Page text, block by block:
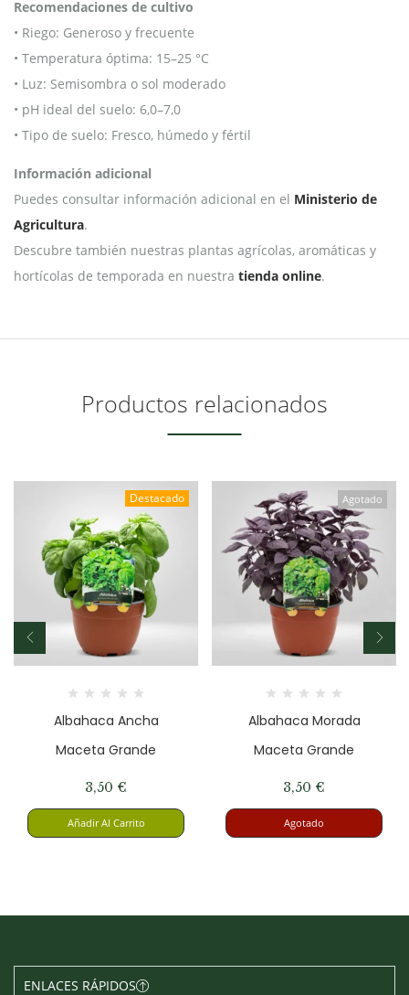
Recomendaciones de cultivo
• Riego: Generoso y frecuente
• Temperatura óptima: 15–25 °C
• Luz: Semisombra o sol moderado
• pH ideal del suelo: 6,0–7,0
• Tipo de suelo: Fresco, húmedo y fértil
Información adicional
Puedes consultar información adicional en el Ministerio de
Agricultura.
Descubre también nuestras plantas agrícolas, aromáticas y
hortícolas de temporada en nuestra tienda online.
Productos relacionados
Destacado
Albahaca Ancha
Maceta Grande
3,50 €
Añadir Al Carrito
Agotado
Albahaca Morada
Maceta Grande
3,50 €
Agotado
ENLACES RÁPIDOS